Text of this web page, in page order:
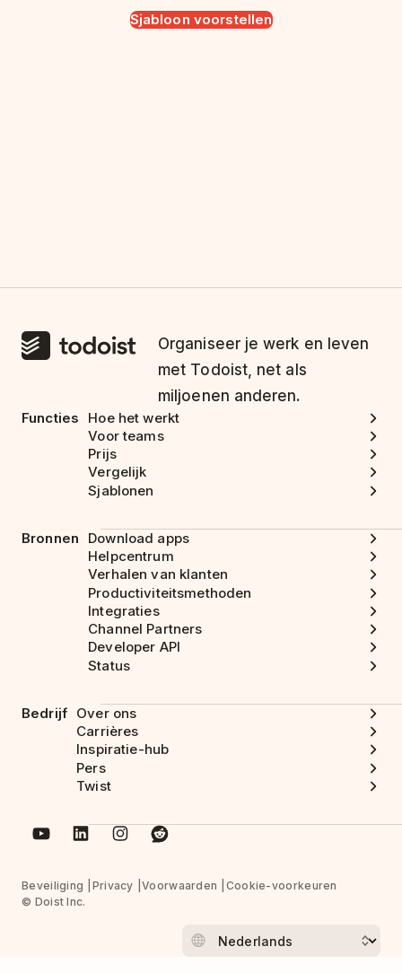
Sjabloon voorstellen
Organiseer je werk en leven
met Todoist, net als
miljoenen anderen.
Functies
Hoe het werkt
Voor teams
Prijs
Vergelijk
Sjablonen
Bronnen
Download apps
Helpcentrum
Verhalen van klanten
Productiviteitsmethoden
Integraties
Channel Partners
Developer API
Status
Bedrijf Over ons
Carrières
Inspiratie-hub
Pers
Twist
Beveiliging Privacy Voorwaarden
Cookie-voorkeuren
© Doist Inc.